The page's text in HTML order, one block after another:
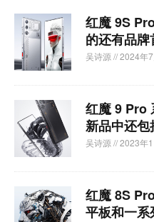
红魔 9S
的还有品
吴诗源 // 2024年
红魔 9 Pro
新品中还
吴诗源 // 2023年
红魔 8S
平板和一